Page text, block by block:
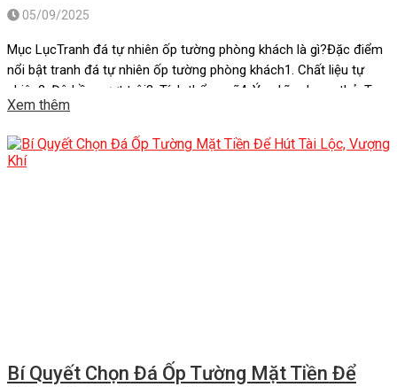
05/09/2025
Mục LụcTranh đá tự nhiên ốp tường phòng khách là gì?Đặc điểm
nổi bật tranh đá tự nhiên ốp tường phòng khách1. Chất liệu tự
nhiên2. Độ bền vượt trội3. Tính thẩm mỹ4. Ý nghĩa phong thủyTop
7 tranh đá tự nhiên ốp tường phòng khách “hot” nhất hiện nay.1.
Xem thêm
Bí Quyết Chọn Đá Ốp Tường Mặt Tiền Để